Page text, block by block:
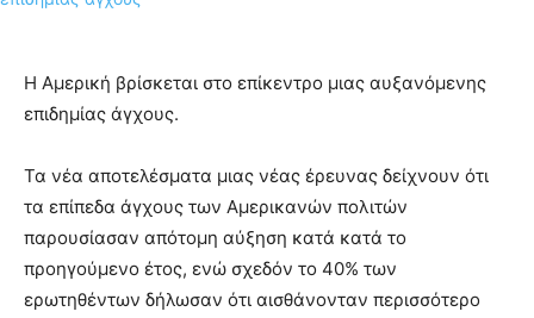
Η Αμερική βρίσκεται στο επίκεντρο μιας αυξανόμενης
επιδημίας άγχους.
Τα νέα αποτελέσματα μιας νέας έρευνας δείχνουν ότι
τα επίπεδα άγχους των Αμερικανών πολιτών
παρουσίασαν απότομη αύξηση κατά κατά το
προηγούμενο έτος, ενώ σχεδόν το 40% των
ερωτηθέντων δήλωσαν ότι αισθάνονταν περισσότερο